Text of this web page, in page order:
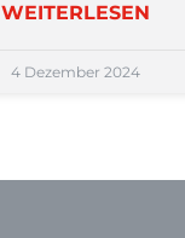
WEITERLESEN
4 Dezember 2024